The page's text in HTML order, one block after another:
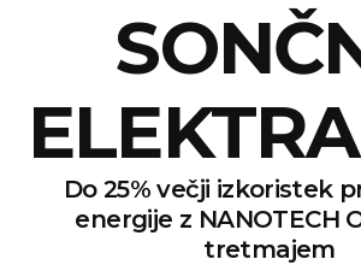
Do 25% večji izkoristek
energije z NANOTECH
tretmajem